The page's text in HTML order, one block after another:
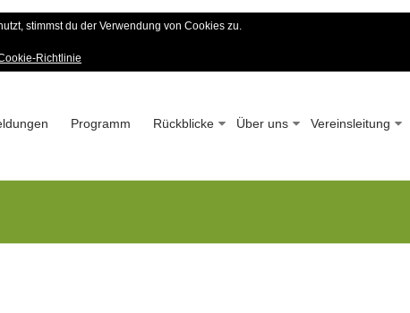
Verein
Programm Rückblicke Über uns Vereinsleitung
stimmst du der Verwendung von Cookies zu.
Richtlinie